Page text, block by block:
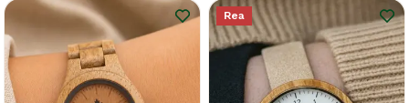
Rea